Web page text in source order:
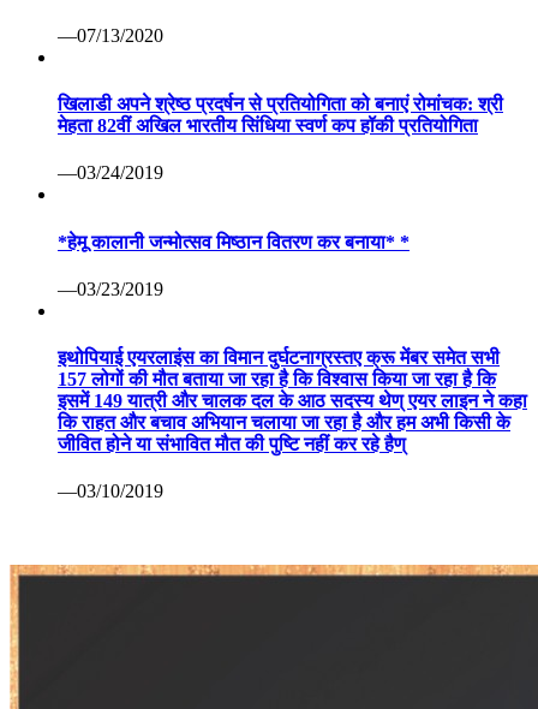
—07/13/2020
खिलाडी अपने श्रेष्ठ प्रदर्षन से प्रतियोगिता को बनाएं रोमांचक: श्री
मेहता 82वीं अखिल भारतीय सिंधिया स्वर्ण कप हॉकी प्रतियोगिता
—03/24/2019
*हेमू कालानी जन्मोत्सव मिष्ठान वितरण कर बनाया* *
—03/23/2019
इथोपियाई एयरलाइंस का विमान दुर्घटनाग्रस्तए क्रू मेंबर समेत सभी
157 लोगों की मौत बताया जा रहा है कि विश्वास किया जा रहा है कि
इसमें 149 यात्री और चालक दल के आठ सदस्य थेण् एयर लाइन ने कहा
कि राहत और बचाव अभियान चलाया जा रहा है और हम अभी किसी के
जीवित होने या संभावित मौत की पुष्टि नहीं कर रहे हैण्
—03/10/2019